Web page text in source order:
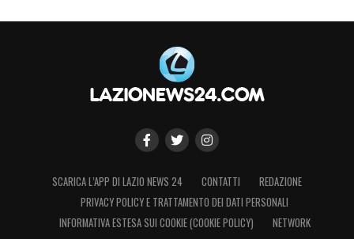
SCARICA L’APP DI LAZIO NEWS 24 CONTATTI
REDAZIONE
PRIVACY POLICY E TRATTAMENTO DEI DATI PERSONALI
INFORMATIVA ESTESA SUI COOKIE (COOKIE POLICY)
NETWORK